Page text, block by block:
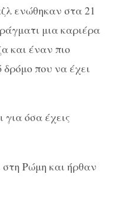
ενώθηκαν στα 21
μια καριέρα
και έναν πιο
που να έχει
για όσα έχεις
Ρώμη και ήρθαν